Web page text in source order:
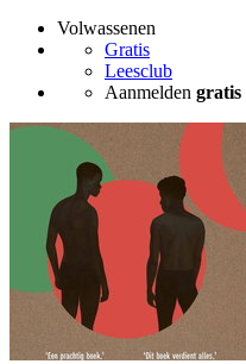
Volwassenen
Gratis
Leesclub
Aanmelden gratis